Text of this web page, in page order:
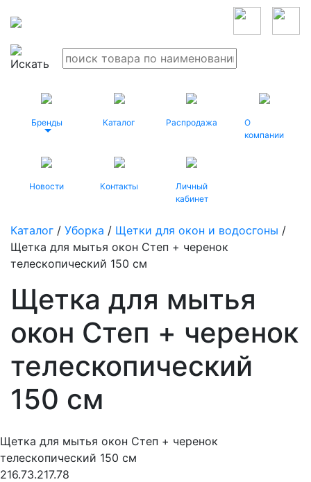
Бренды Каталог Распродажа
О
компании
Новости Контакты
Личный
кабинет
Каталог / Уборка / Щетки для окон и водосгоны /
Щетка для мытья окон Степ + черенок
телескопический 150 см
Щетка для мытья
окон Степ + черенок
телескопический
150 см
Щетка для мытья окон Степ + черенок
телескопический 150 см
216.73.217.78